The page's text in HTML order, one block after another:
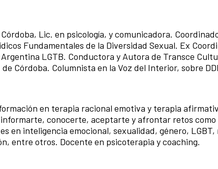
Lic. en psicología, y comunicadora.
Fundamentales de la Diversidad Sexual. Ex
LGTB. Conductora y Autora de Transce
Córdoba. Columnista en la Voz del Interior, sobre
en terapia racional emotiva y terapia
conocerte, aceptarte y afrontar retos como
en inteligencia emocional, sexualidad, género, LGBT,
entre otros. Docente en psicoterapia y coaching.